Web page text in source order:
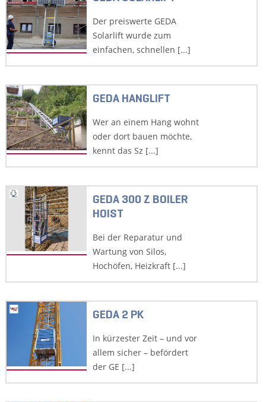
Der preiswerte GEDA
Solarlift wurde zum
einfachen, schnellen [...]
GEDA HANGLIFT
Wer an einem Hang wohnt
oder dort bauen möchte,
kennt das Sz [...]
GEDA 300 Z BOILER
HOIST
Bei der Reparatur und
Wartung von Silos,
Hochöfen, Heizkraft [...]
GEDA 2 PK
In kürzester Zeit – und vor
allem sicher – befördert
der GE [...]